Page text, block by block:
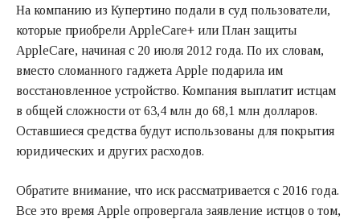
На компанию из Купертино подали в суд пользователи,
которые приобрели AppleCare+ или План защиты
AppleCare, начиная с 20 июля 2012 года. По их словам,
вместо сломанного гаджета Apple подарила им
восстановленное устройство. Компания выплатит истцам
в общей сложности от 63,4 млн до 68,1 млн долларов.
Оставшиеся средства будут использованы для покрытия
юридических и других расходов.
Обратите внимание, что иск рассматривается с 2016 года.
Все это время Apple опровергала заявление истцов о том,